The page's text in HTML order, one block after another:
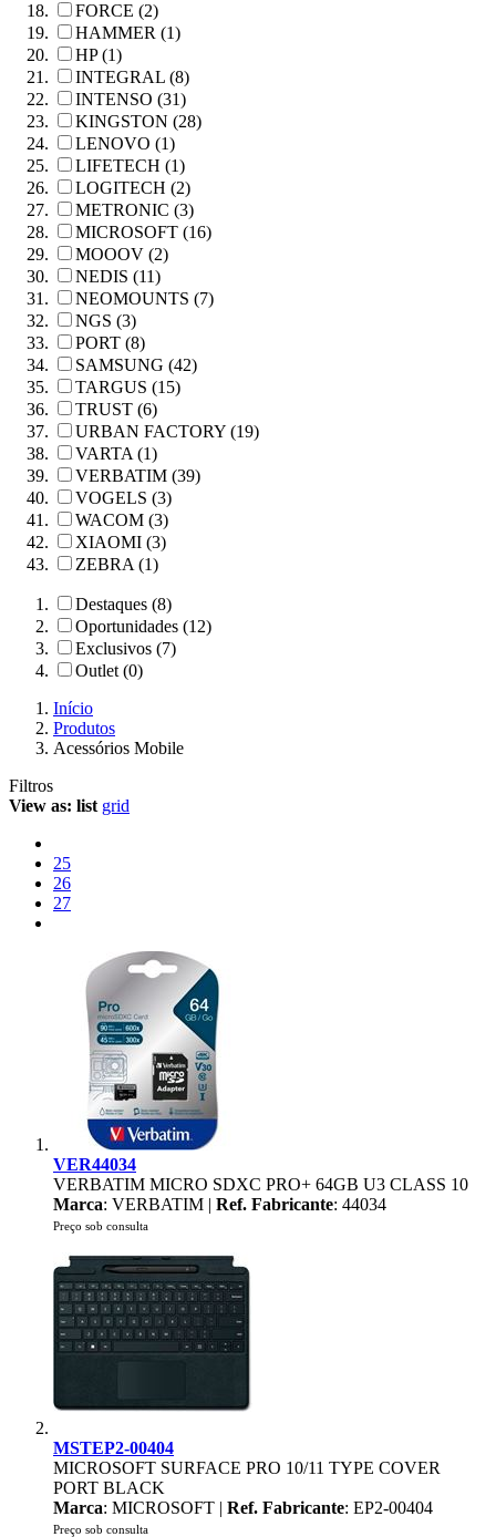
FORCE (2)
HAMMER (1)
HP (1)
INTEGRAL (8)
INTENSO (31)
KINGSTON (28)
LENOVO (1)
LIFETECH (1)
LOGITECH (2)
METRONIC (3)
MICROSOFT (16)
MOOOV (2)
NEDIS (11)
NEOMOUNTS (7)
NGS (3)
PORT (8)
SAMSUNG (42)
TARGUS (15)
TRUST (6)
URBAN FACTORY (19)
VARTA (1)
VERBATIM (39)
VOGELS (3)
WACOM (3)
XIAOMI (3)
ZEBRA (1)
Destaques (8)
Oportunidades (12)
Exclusivos (7)
Outlet (0)
Início
Produtos
Acessórios Mobile
Filtros
View as: list grid
25
26
27
VER44034
VERBATIM MICRO SDXC PRO+ 64GB U3 CLASS 10
Marca: VERBATIM | Ref. Fabricante: 44034
Preço sob consulta
MSTEP2-00404
MICROSOFT SURFACE PRO 10/11 TYPE COVER
PORT BLACK
Marca: MICROSOFT | Ref. Fabricante: EP2-00404
Preço sob consulta